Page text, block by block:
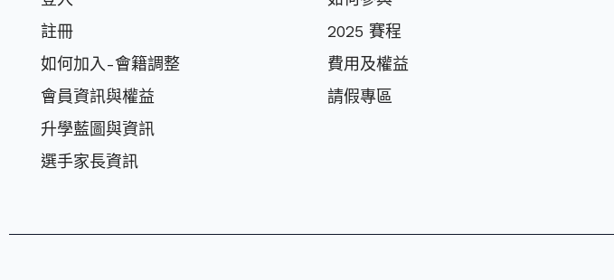
註冊
如何加入-會籍調整
會員資訊與權益
升學藍圖與資訊
選⼿家長資訊
2025 賽程
費⽤及權益
請假專區